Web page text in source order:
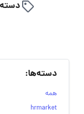
دسته‌ها:
همه
hrmarket